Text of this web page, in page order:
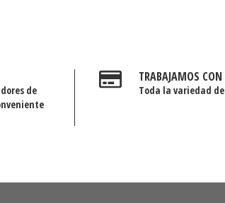
de
TRABAJAMOS
Toda la variedad